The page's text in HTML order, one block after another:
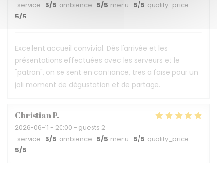
service : 5/5 ambience : 5/5 menu : 5/5 quality_price :
5/5
Excellent accueil convivial. Dès l'arrivée et les
présentations effectuées avec les serveurs et le
"patron", on se sent en confiance, très à l'aise pour un
joli moment de dégustation et de partage.
ChristianP
2026-06-11 - 20:00 - guests 2
service : 5/5 ambience : 5/5 menu : 5/5 quality_price :
5/5